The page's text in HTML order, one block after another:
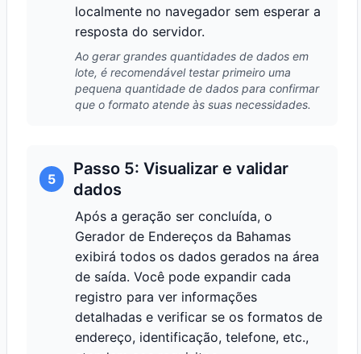
localmente no navegador sem esperar a
resposta do servidor.
Ao gerar grandes quantidades de dados em
lote, é recomendável testar primeiro uma
pequena quantidade de dados para confirmar
que o formato atende às suas necessidades.
5
Passo 5: Visualizar e validar
dados
Após a geração ser concluída, o
Gerador de Endereços da Bahamas
exibirá todos os dados gerados na área
de saída. Você pode expandir cada
registro para ver informações
detalhadas e verificar se os formatos de
endereço, identificação, telefone, etc.,